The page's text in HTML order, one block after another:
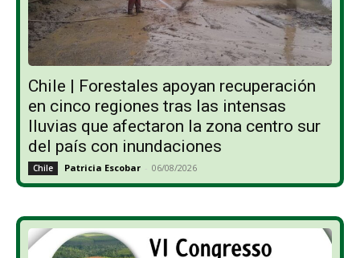
Chile | Forestales apoyan recuperación
en cinco regiones tras las intensas
lluvias que afectaron la zona centro sur
del país con inundaciones
Chile Patricia Escobar - 06/08/2026